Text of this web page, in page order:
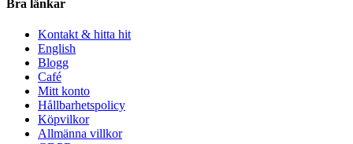
Bra länkar
Kontakt & hitta hit
English
Blogg
Café
Mitt konto
Hållbarhetspolicy
Köpvilkor
Allmänna villkor